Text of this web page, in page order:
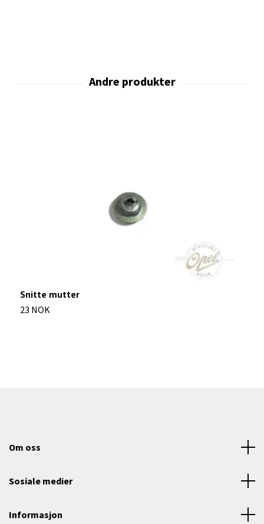
Snitte mutter
23 NOK
Om oss
Sosiale medier
Informasjon